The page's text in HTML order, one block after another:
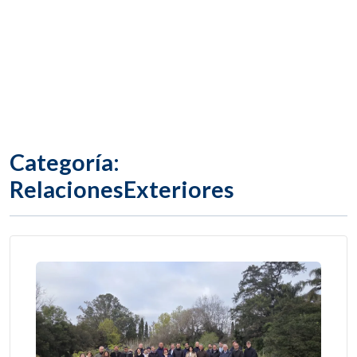
Categoría:
RelacionesExteriores